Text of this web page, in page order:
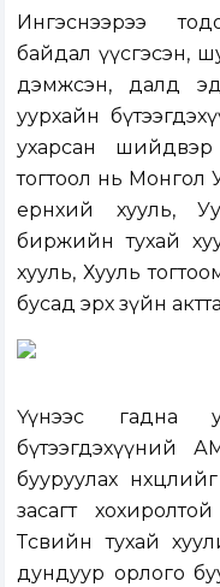
Ингэснээрээ
байдал үүсгэсэн,
дэмжсэн, далд
уурхайн
ухарсан
тогтоол нь Монгол
ерөнхий хууль,
биржийн тухай
хууль, Хууль
бусад эрх зүйн
Үүнээс гадна
бүтээгдэхүүний
бууруулах
засагт
Төсвийн тухай
дундуур орлого